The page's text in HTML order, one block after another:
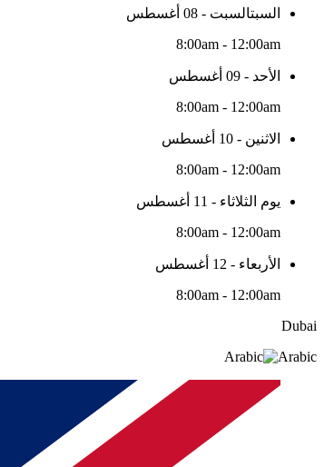
السبتالسبت - 08 أغسطس
8:00am - 12:00am
الأحد - 09 أغسطس
8:00am - 12:00am
الاثنين - 10 أغسطس
8:00am - 12:00am
يوم الثلاثاء - 11 أغسطس
8:00am - 12:00am
الأربعاء - 12 أغسطس
8:00am - 12:00am
Dubai
Arabic